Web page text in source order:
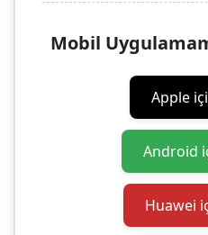
Mobil
Apple
Android
Huawei